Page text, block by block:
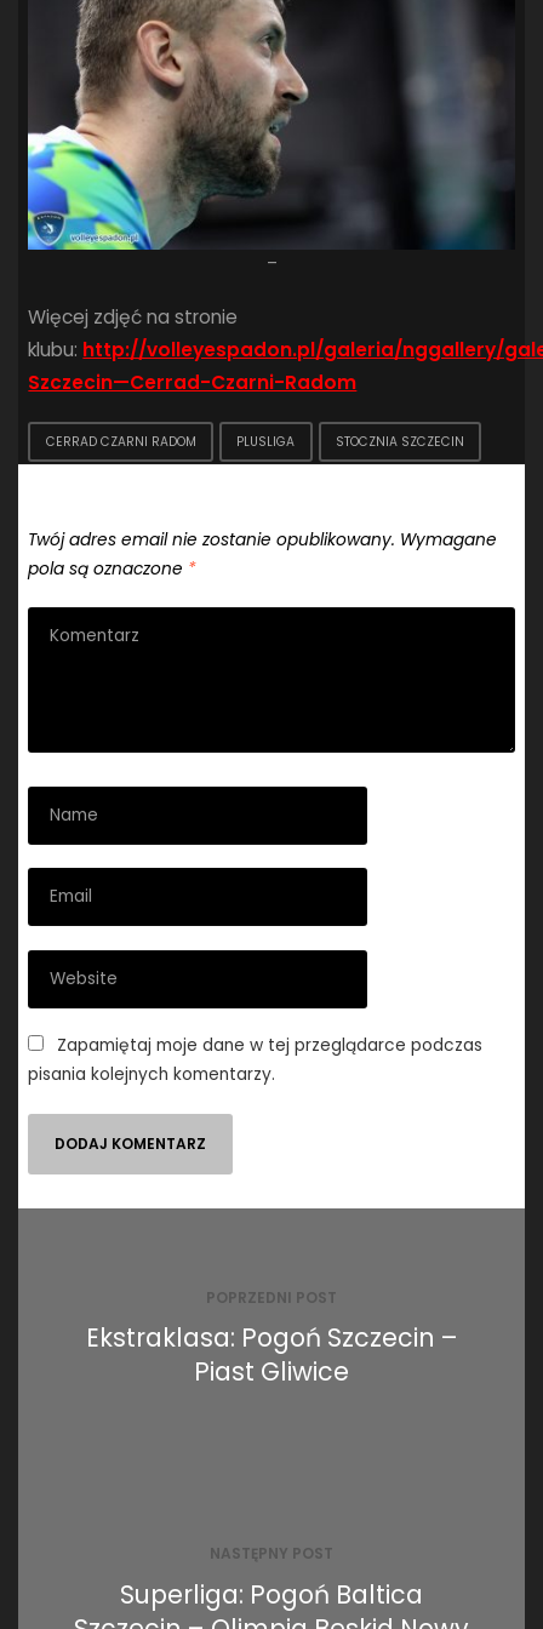
–
Więcej zdjęć na stronie
klubu: http://volleyespadon.pl/galeria/nggallery/
Szczecin—Cerrad-Czarni-Radom
CERRAD CZARNI RADOM PLUSLIGA STOCZNIA SZCZECIN
Twój adres email nie zostanie opublikowany. Wymagane
pola są oznaczone *
Zapamiętaj moje dane w tej przeglądarce podczas
pisania kolejnych komentarzy.
POPRZEDNI POST
Ekstraklasa: Pogoń Szczecin –
Piast Gliwice
NASTĘPNY POST
Superliga: Pogoń Baltica